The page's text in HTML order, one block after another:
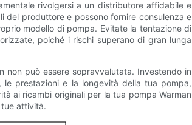
rivolgersi a un distributore affidabile e
produttore e possono fornire consulenza e
modello di pompa. Evitate la tentazione di
poiché i rischi superano di gran lunga
non può essere sopravvalutata. Investendo in
prestazioni e la longevità della tua pompa,
ai ricambi originali per la tua pompa Warman
attività.